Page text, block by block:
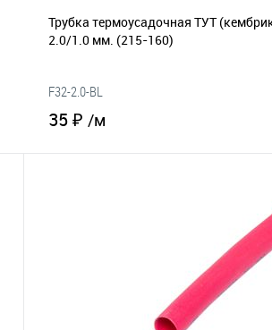
Трубка термоусадочная ТУТ
2.0/1.0 мм. (215-160)
F32-2.0-BL
35 ₽/м